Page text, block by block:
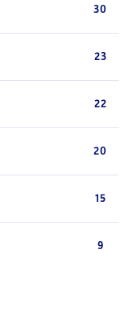
30
23
22
20
15
9